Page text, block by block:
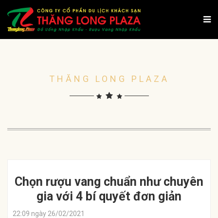
THĂNG LONG PLAZA
Chọn rượu vang chuẩn như chuyên
gia với 4 bí quyết đơn giản
22:09 ngày 26/02/2021